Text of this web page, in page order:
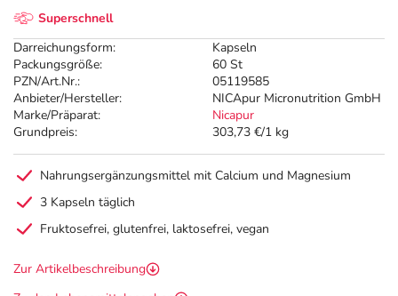
Superschnell
Darreichungsform:
Kapseln
Packungsgröße:
60 St
PZN/Art.Nr.:
05119585
Anbieter/Hersteller:
NICApur Micronutrition GmbH
Marke/Präparat:
Nicapur
Grundpreis:
303,73 €/1 kg
Nahrungsergänzungsmittel mit Calcium und Magnesium
3 Kapseln täglich
Fruktosefrei, glutenfrei, laktosefrei, vegan
Zur Artikelbeschreibung